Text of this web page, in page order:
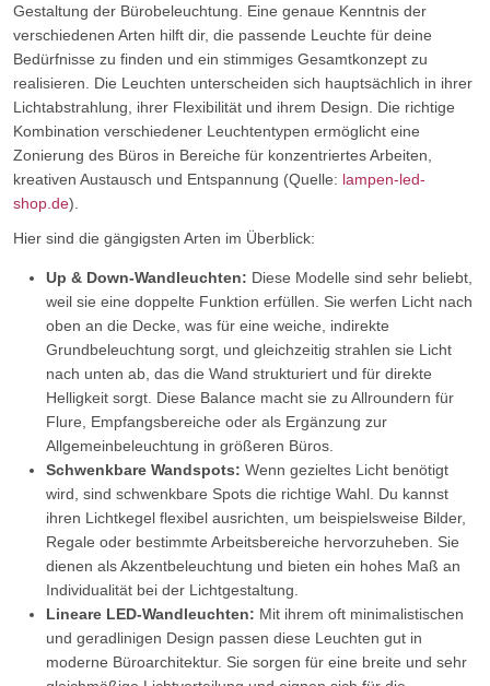
Gestaltung der Bürobeleuchtung. Eine genaue Kenntnis der
verschiedenen Arten hilft dir, die passende Leuchte für deine
Bedürfnisse zu finden und ein stimmiges Gesamtkonzept zu
realisieren. Die Leuchten unterscheiden sich hauptsächlich in ihrer
Lichtabstrahlung, ihrer Flexibilität und ihrem Design. Die richtige
Kombination verschiedener Leuchtentypen ermöglicht eine
Zonierung des Büros in Bereiche für konzentriertes Arbeiten,
kreativen Austausch und Entspannung (Quelle: lampen-led-
shop.de).
Hier sind die gängigsten Arten im Überblick:
Up & Down-Wandleuchten: Diese Modelle sind sehr beliebt,
weil sie eine doppelte Funktion erfüllen. Sie werfen Licht nach
oben an die Decke, was für eine weiche, indirekte
Grundbeleuchtung sorgt, und gleichzeitig strahlen sie Licht
nach unten ab, das die Wand strukturiert und für direkte
Helligkeit sorgt. Diese Balance macht sie zu Allroundern für
Flure, Empfangsbereiche oder als Ergänzung zur
Allgemeinbeleuchtung in größeren Büros.
Schwenkbare Wandspots: Wenn gezieltes Licht benötigt
wird, sind schwenkbare Spots die richtige Wahl. Du kannst
ihren Lichtkegel flexibel ausrichten, um beispielsweise Bilder,
Regale oder bestimmte Arbeitsbereiche hervorzuheben. Sie
dienen als Akzentbeleuchtung und bieten ein hohes Maß an
Individualität bei der Lichtgestaltung.
Lineare LED-Wandleuchten: Mit ihrem oft minimalistischen
und geradlinigen Design passen diese Leuchten gut in
moderne Büroarchitektur. Sie sorgen für eine breite und sehr